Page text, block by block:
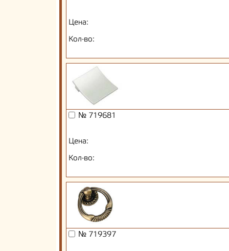
Цена:
Кол-во:
№ 719681
Цена:
Кол-во:
№ 719397